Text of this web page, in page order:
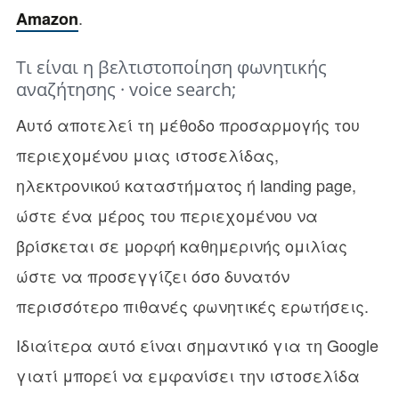
Amazon.
Τι είναι η βελτιστοποίηση φωνητικής
αναζήτησης · voice search;
Αυτό αποτελεί τη μέθοδο προσαρμογής του
περιεχομένου μιας ιστοσελίδας,
ηλεκτρονικού καταστήματος ή landing page,
ώστε ένα μέρος του περιεχομένου να
βρίσκεται σε μορφή καθημερινής ομιλίας
ώστε να προσεγγίζει όσο δυνατόν
περισσότερο πιθανές φωνητικές ερωτήσεις.
Iδιαίτερα αυτό είναι σημαντικό για τη Google
γιατί μπορεί να εμφανίσει την ιστοσελίδα